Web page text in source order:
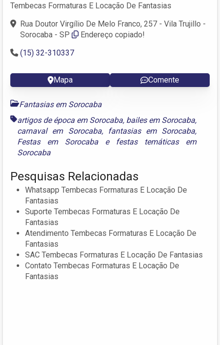
Tembecas Formaturas E Locação De Fantasias
Rua Doutor Virgílio De Melo Franco, 257 - Vila Trujillo -
Sorocaba - SP
Endereço copiado!
(15) 32-310337
Mapa Comente
Fantasias em Sorocaba
artigos de época em Sorocaba, bailes em Sorocaba,
carnaval em Sorocaba, fantasias em Sorocaba,
Festas em Sorocaba e festas temáticas em
Sorocaba
Pesquisas Relacionadas
Whatsapp Tembecas Formaturas E Locação De
Fantasias
Suporte Tembecas Formaturas E Locação De
Fantasias
Atendimento Tembecas Formaturas E Locação De
Fantasias
SAC Tembecas Formaturas E Locação De Fantasias
Contato Tembecas Formaturas E Locação De
Fantasias